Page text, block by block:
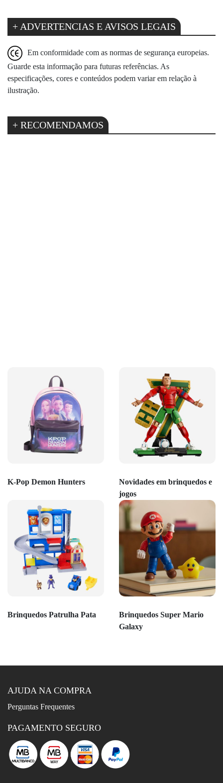
+ ADVERTENCIAS E AVISOS LEGAIS
Em conformidade com as normas de segurança europeias.
Guarde esta informação para futuras referências. As
especificações, cores e conteúdos podem variar em relação à
ilustração.
+ RECOMENDAMOS
K-Pop Demon Hunters
Novidades em brinquedos e
jogos
Brinquedos Patrulha Pata
Brinquedos Super Mario
Galaxy
AJUDA NA COMPRA
Perguntas Frequentes
PAGAMENTO SEGURO